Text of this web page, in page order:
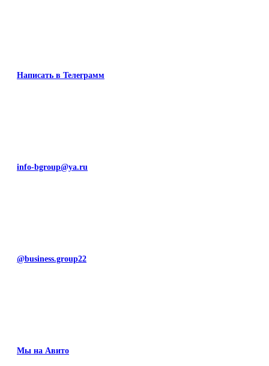
Написать в Телеграмм
info-bgroup@ya.ru
@business.group22
Мы на Авито